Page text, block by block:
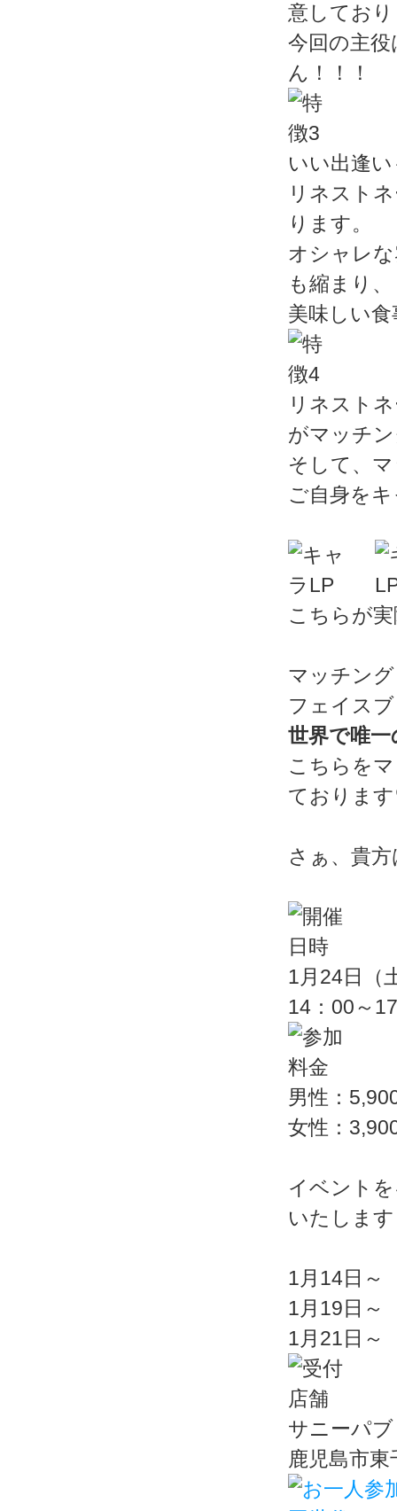
意してお
今回の主
ん！！！
いい出逢
リネスト
ります。
オシャレ
も縮まり、
美味しい
リネスト
がマッチ
そして、
ご自身を
こちらが
マッチン
フェイス
世界で唯
こちらを
ておりま
さぁ、貴
1月24日（
14：00～
男性：
女性：
イベント
いたします
1月14日
1月19日
1月21日～
サニーパ
鹿児島市